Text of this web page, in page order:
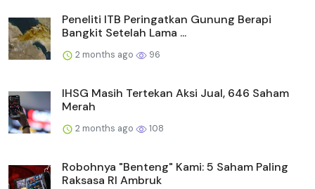
Peneliti ITB Peringatkan Gunung Berapi
Bangkit Setelah Lama ...
2 months ago 96
IHSG Masih Tertekan Aksi Jual, 646 Saham
Merah
2 months ago 108
Robohnya "Benteng" Kami: 5 Saham Paling
Raksasa RI Ambruk